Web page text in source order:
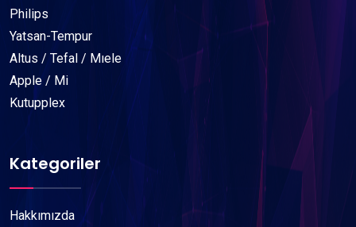
Philips
Yatsan-Tempur
Altus / Tefal / Mıele
Apple / Mi
Kutupplex
Kategoriler
Hakkımızda